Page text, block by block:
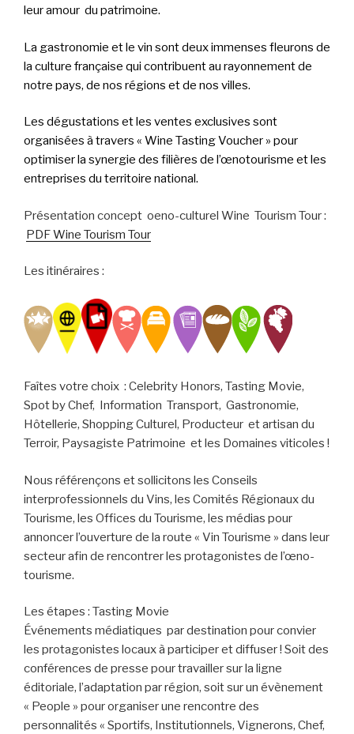
leur amour du patrimoine.
La gastronomie et le vin sont deux immenses fleurons de
la culture française qui contribuent au rayonnement de
notre pays, de nos régions et de nos villes.
Les dégustations et les ventes exclusives sont
organisées à travers « Wine Tasting Voucher » pour
optimiser la synergie des filières de l’œnotourisme et les
entreprises du territoire national.
Présentation concept oeno-culturel Wine Tourism Tour :
PDF Wine Tourism Tour
Les itinéraires :
Faîtes votre choix : Celebrity Honors, Tasting Movie,
Spot by Chef, Information Transport, Gastronomie,
Hôtellerie, Shopping Culturel, Producteur et artisan du
Terroir, Paysagiste Patrimoine et les Domaines viticoles !
Nous référençons et sollicitons les Conseils
interprofessionnels du Vins, les Comités Régionaux du
Tourisme, les Offices du Tourisme, les médias pour
annoncer l’ouverture de la route « Vin Tourisme » dans leur
secteur afin de rencontrer les protagonistes de l’œno-
tourisme.
Les étapes : Tasting Movie
Événements médiatiques par destination pour convier
les protagonistes locaux à participer et diffuser ! Soit des
conférences de presse pour travailler sur la ligne
éditoriale, l’adaptation par région, soit sur un évènement
« People » pour organiser une rencontre des
personnalités « Sportifs, Institutionnels, Vignerons, Chef,